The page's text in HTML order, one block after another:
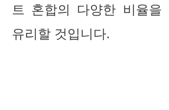
트 혼합의 다양한 비율을
유리할 것입니다.